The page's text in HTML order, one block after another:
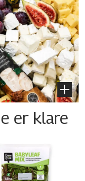
er klare